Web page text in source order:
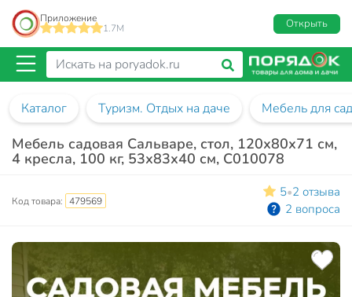
Приложение
1.7M
Открыть
Каталог Туризм. Отдых на даче Мебель для
Мебель садовая Сальваре, стол, 120х80х71 см,
4 кресла, 100 кг, 53х83х40 см, C010078
Код товара: 479569
5•2 отзыва
2 вопроса